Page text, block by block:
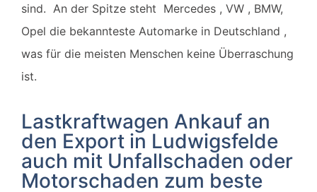
sind. An der Spitze steht Mercedes , VW , BMW,
Opel die bekannteste Automarke in Deutschland ,
was für die meisten Menschen keine Überraschung
ist.
Lastkraftwagen Ankauf an
den Export in Ludwigsfelde
auch mit Unfallschaden oder
Motorschaden zum beste